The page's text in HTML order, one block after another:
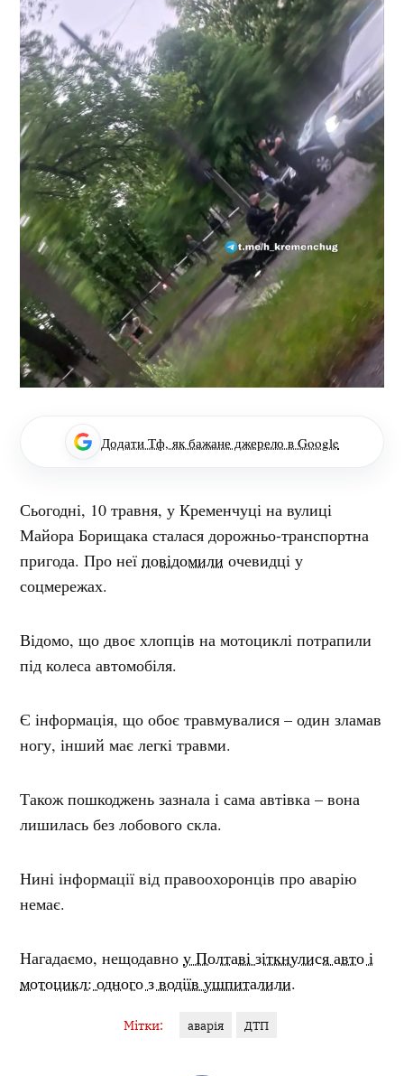
Додати Тф, як бажане джерело в Google
Сьогодні, 10 травня, у Кременчуці на вулиці
Майора Борищака сталася дорожньо-транспортна
пригода. Про неїповідомили очевидці у
соцмережах.
Відомо, що двоє хлопців на мотоциклі потрапили
під колеса автомобіля.
Є інформація, що обоє травмувалися – один зламав
ногу, інший має легкі травми.
Також пошкоджень зазнала і сама автівка – вона
лишилась без лобового скла.
Нині інформації від правоохоронців про аварію
немає.
Нагадаємо, нещодавноу Полтаві зіткнулися авто і
мотоцикл: одного з водіїв ушпиталили.
Мітки: аварія ДТП